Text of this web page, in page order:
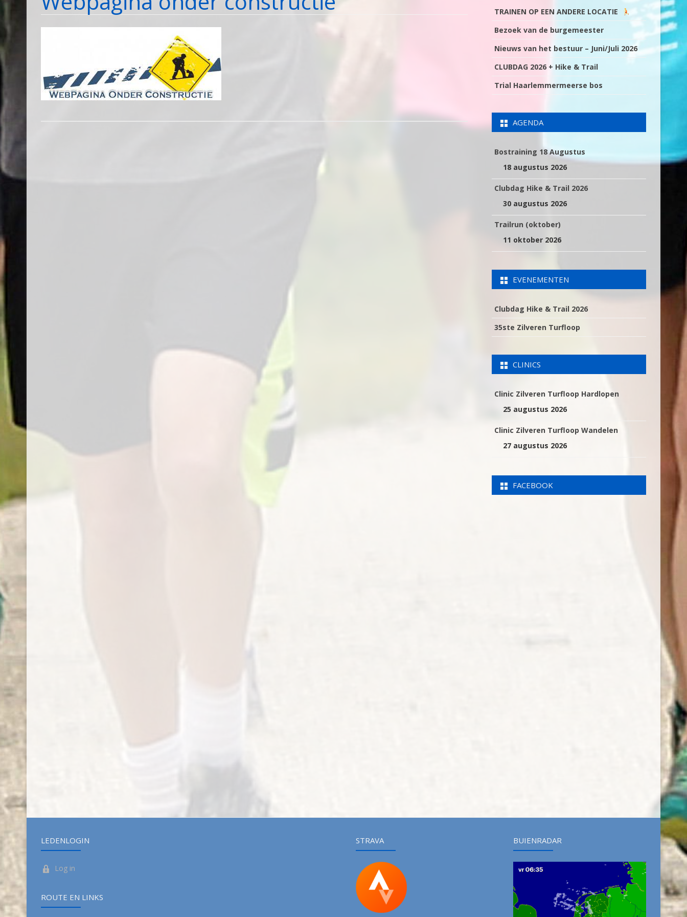
TRAINEN OP EEN ANDERE LOCATIE
Bezoek van de burgemeester
Nieuws van het bestuur – Juni/Juli 2026
CLUBDAG 2026 + Hike & Trail
Trial Haarlemmermeerse bos
AGENDA
Bostraining 18 Augustus
18 augustus 2026
Clubdag Hike & Trail 2026
30 augustus 2026
Trailrun (oktober)
11 oktober 2026
EVENEMENTEN
Clubdag Hike & Trail 2026
35ste Zilveren Turfloop
CLINICS
Clinic Zilveren Turfloop Hardlopen
25 augustus 2026
Clinic Zilveren Turfloop Wandelen
27 augustus 2026
FACEBOOK
LEDENLOGIN
Log in
ROUTE EN LINKS
STRAVA BUIENRADAR